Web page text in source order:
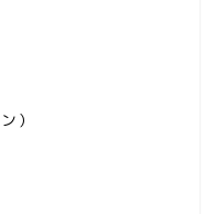
）